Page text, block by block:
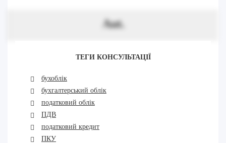
Aut.
ТЕГИ КОНСУЛЬТАЦІЇ
бухоблік
бухгалтерський облік
податковий облік
ПДВ
податковий кредит
ПКУ